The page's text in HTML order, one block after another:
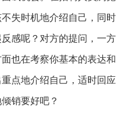
失时机地介绍自己，同时
感呢？对方的提问，一方
也在考察你基本的表达和
点地介绍自己，适时回应
销要好吧？